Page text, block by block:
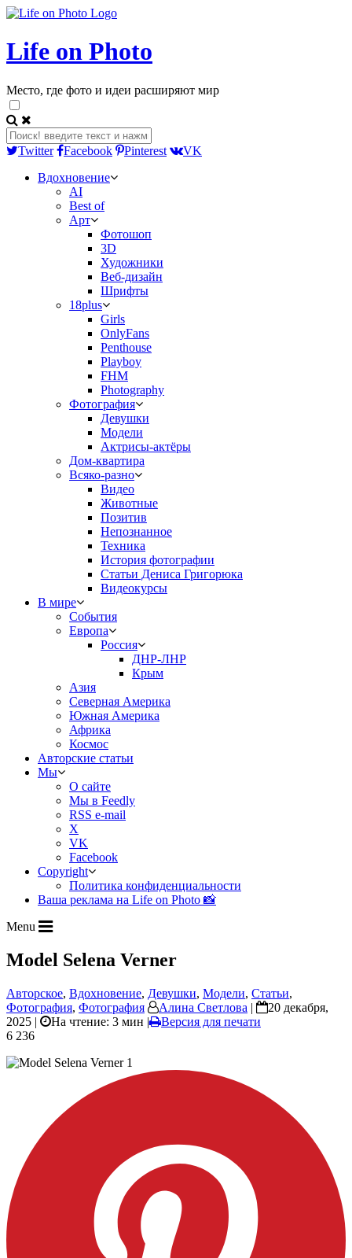
Life on Photo
Место, где фото и идеи расширяют мир
Twitter Facebook Pinterest
VK
Вдохновение
AI
Best of
Арт
Фотошоп
3D
Художники
Веб-дизайн
Шрифты
18plus
Girls
OnlyFans
Penthouse
Playboy
FHM
Photography
Фотография
Девушки
Модели
Актрисы-актёры
Дом-квартира
Всяко-разно
Видео
Животные
Позитив
Непознанное
Техника
История фотографии
Статьи Дениса Григорюка
Видеокурсы
В мире
События
Европа
Россия
ДНР-ЛНР
Крым
Азия
Северная Америка
Южная Америка
Африка
Космос
Авторские статьи
Мы
О сайте
Мы в Feedly
RSS e-mail
X
VK
Facebook
Copyright
Политика конфиденциальности
Ваша реклама на Life on Photo 📸
Menu
Model Selena Verner
Авторское, Вдохновение, Девушки, Модели, Статьи,
Фотография, Фотография Алина Светлова |
20 декабря,
2025 |
На чтение: 3 мин |
Версия для печати
6 236